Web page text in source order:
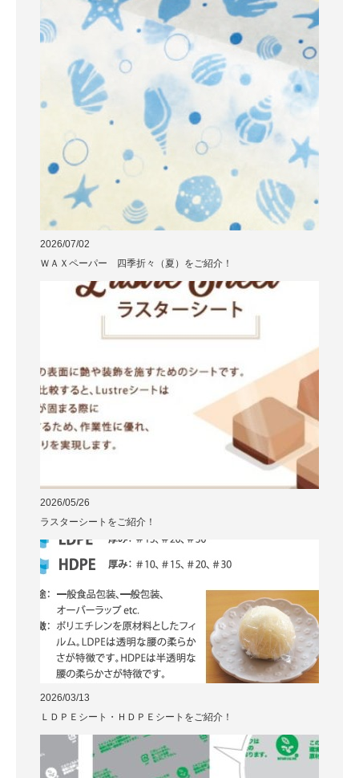
2026/07/02
ＷＡＸペーパー 四季折々（夏）をご紹介！
2026/05/26
ラスターシートをご紹介！
2026/03/13
ＬＤＰＥシート・ＨＤＰＥシートをご紹介！